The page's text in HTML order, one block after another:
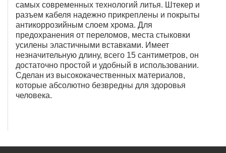
самых современных технологий литья. Штекер и
разъем кабеля надежно прикреплены и покрыты
антикоррозийным слоем хрома. Для
предохранения от переломов, места стыковки
усилены эластичными вставками. Имеет
незначительную длину, всего 15 сантиметров, он
достаточно простой и удобный в использовании.
Сделан из высококачественных материалов,
которые абсолютно безвредны для здоровья
человека.